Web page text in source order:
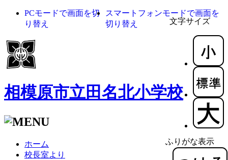
文字サイズ
ふりがな表示
PCモードで画面を切
り替え
スマートフォンモードで画面を
切り替え
相模原市立田名北小学校
ホーム
校長室より